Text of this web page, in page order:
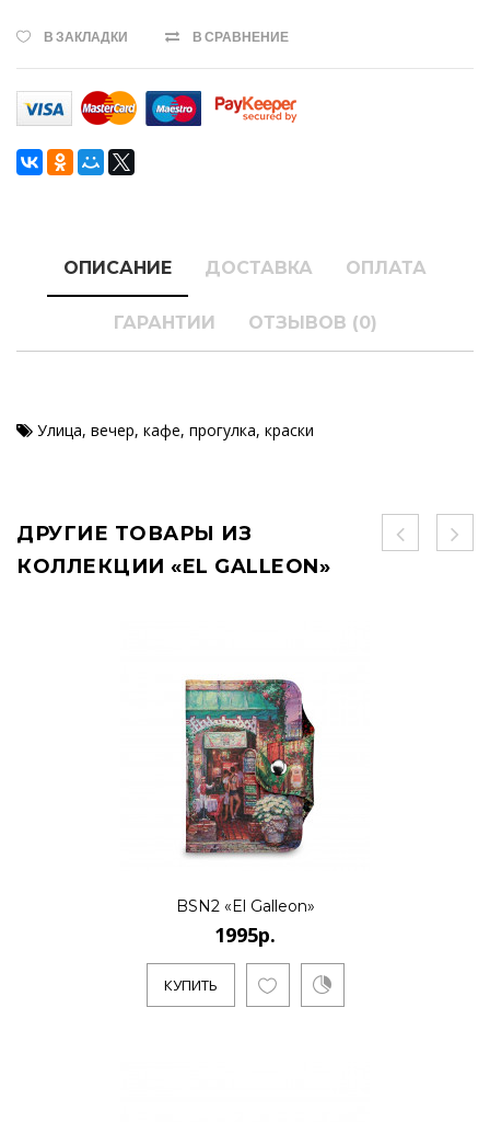
В ЗАКЛАДКИ В СРАВНЕНИЕ
ОПИСАНИЕ ДОСТАВКА ОПЛАТА
ГАРАНТИИ ОТЗЫВОВ (0)
Улица, вечер, кафе, прогулка, краски
ДРУГИЕ ТОВАРЫ ИЗ
КОЛЛЕКЦИИ «EL GALLEON»
BSN2 «El Galleon»
1995р.
КУПИТЬ